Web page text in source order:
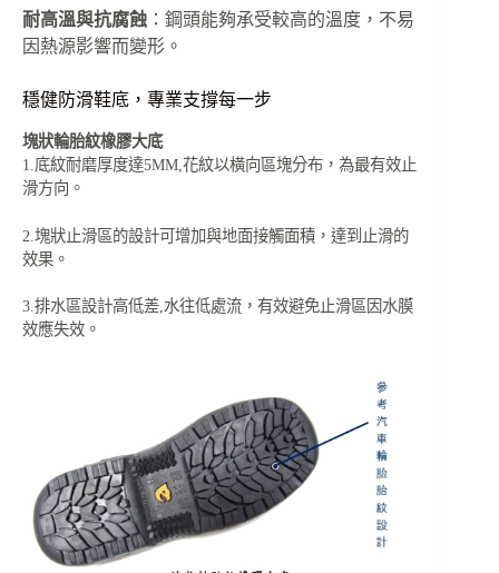
耐高溫與抗腐蝕 ：鋼頭能夠承受較高的溫度，不易
因熱源影響而變形。
穩健防滑鞋底，專業支撐每一步
塊狀輪胎紋橡膠大底
1.底紋耐磨厚度達5MM,花紋以橫向區塊分布，為最有效止
滑方向。
2.塊狀止滑區的設計可增加與地面接觸面積，達到止滑的
效果。
3.排水區設計高低差,水往低處流，有效避免止滑區因水膜
效應失效。